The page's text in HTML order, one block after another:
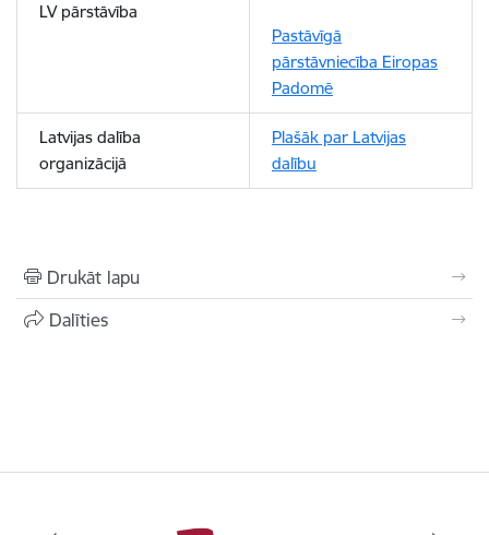
LV pārstāvība
Pastāvīgā
pārstāvniecība Eiropas
Padomē
Latvijas dalība
organizācijā
Plašāk par Latvijas
dalību
Drukāt lapu
Dalīties